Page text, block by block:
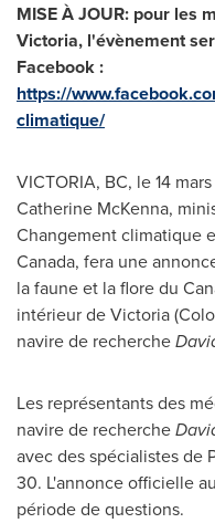
MISE À JOUR: pour les
Victoria, l'évènement
Facebook :
https://
climatique/
VICTORIA, BC, le 14
Catherine McKenna,
Changement climatique
Canada, fera une
la faune et la flore du
intérieur deVictoria
navire de recherche
Les représentants des
navire de recherche
avec des spécialistes de
30. L'annonce officielle
période de questions.